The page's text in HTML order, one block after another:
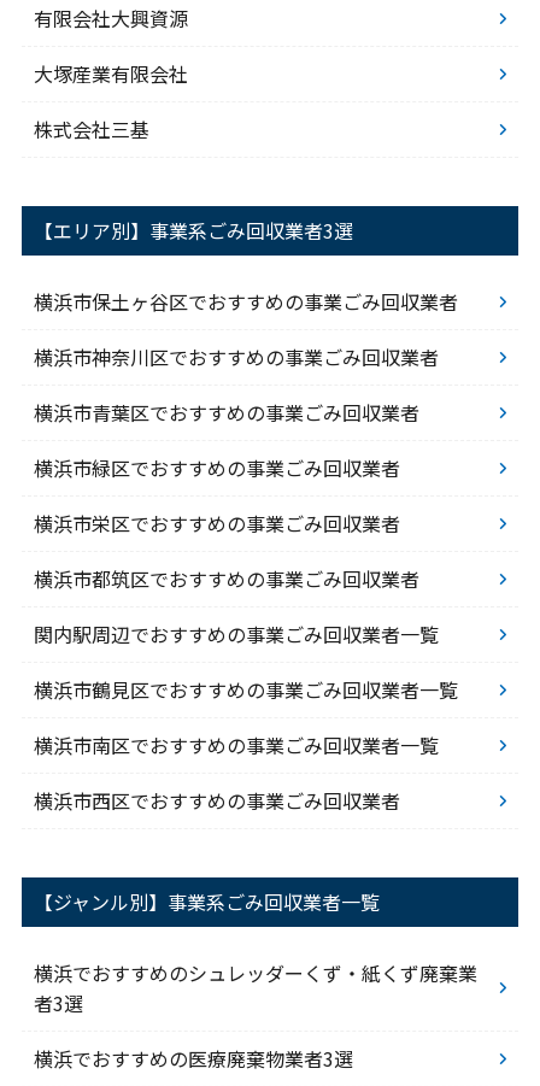
有限会社大興資源
大塚産業有限会社
株式会社三基
【エリア別】事業系ごみ回収業者3選
横浜市保土ヶ谷区でおすすめの事業ごみ回収業者
横浜市神奈川区でおすすめの事業ごみ回収業者
横浜市青葉区でおすすめの事業ごみ回収業者
横浜市緑区でおすすめの事業ごみ回収業者
横浜市栄区でおすすめの事業ごみ回収業者
横浜市都筑区でおすすめの事業ごみ回収業者
関内駅周辺でおすすめの事業ごみ回収業者一覧
横浜市鶴見区でおすすめの事業ごみ回収業者一覧
横浜市南区でおすすめの事業ごみ回収業者一覧
横浜市西区でおすすめの事業ごみ回収業者
【ジャンル別】事業系ごみ回収業者一覧
横浜でおすすめのシュレッダーくず・紙くず廃棄業
者3選
横浜でおすすめの医療廃棄物業者3選